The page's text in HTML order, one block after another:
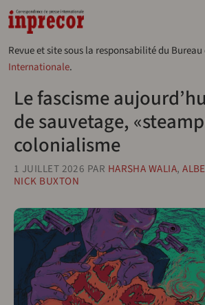
Aller au contenu principal
Revue et site sous la responsabilité du
Internationale.
Le fascisme
de sauvetage,
colonialisme
1 JUILLET 2026 PAR HARSHA WALIA,
NICK BUXTON